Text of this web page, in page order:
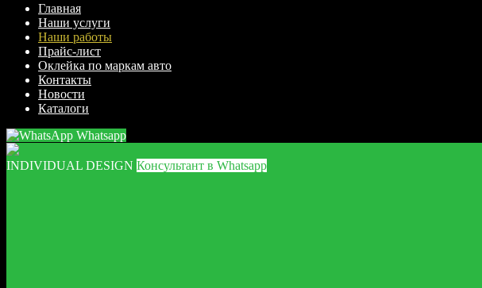
Главная
Наши услуги
Наши работы
Прайс-лист
Оклейка по маркам авто
Контакты
Новости
Каталоги
Whatsapp
INDIVIDUAL DESIGN Консультант в Whatsapp